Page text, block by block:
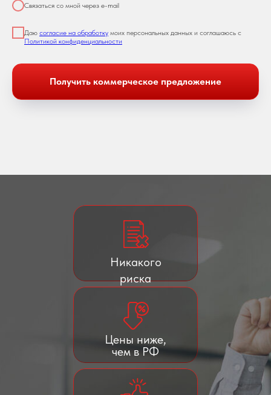
Связаться со мной через e-mail
Даю согласие на обработку моих персональных данных и соглашаюсь с
Политикой конфиденциальности
Получить коммерческое предложение
Никакого
риска
Цены ниже,
чем в РФ